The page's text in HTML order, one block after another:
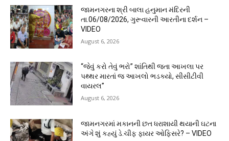
જામનગરના શ્રી બાલા હનુમાન મંદિરની
તા.06/08/2026, ગુરૂવારની આરતીના દર્શન –
VIDEO
August 6, 2026
“જેવું કરો તેવું ભરો” શાંતિથી જતા આખલા પર
પથ્થર મારતાં જ આખલો ભડક્યો, સીસીટીવી
વાયરલ”
August 6, 2026
જામનગરમાં મકાનની છત ધરાશાયી થયાની ઘટના
અંગે શું કહ્યું ડે.ચીફ ફાયર ઓફિસરે? – VIDEO